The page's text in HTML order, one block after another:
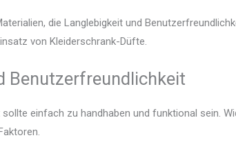
die Langlebigkeit und
von Kleiderschrank-Düfte.
Benutzerfreundlichkeit
einfach zu handhaben und funktional sein.